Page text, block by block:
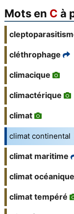
Mots en C à
cléthrophage
climacique
climactérique
climat
climat continental
climat maritime
climat océanique
climat tempéré